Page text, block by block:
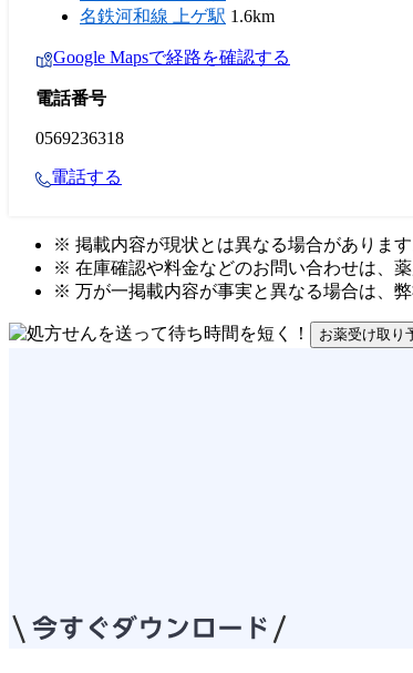
名鉄河和線 上ゲ駅 1.6km
Google Mapsで経路を確認する
電話番号
0569236318
電話する
※ 掲載内容が現状とは異なる場合がありま
※ 在庫確認や料金などのお問い合わせは、
※ 万が一掲載内容が事実と異なる場合は、
お薬受け取り